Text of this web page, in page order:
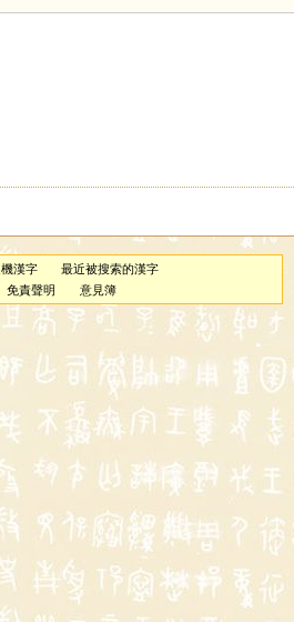
漢字
最近被搜索的漢字
免責聲明 意見簿